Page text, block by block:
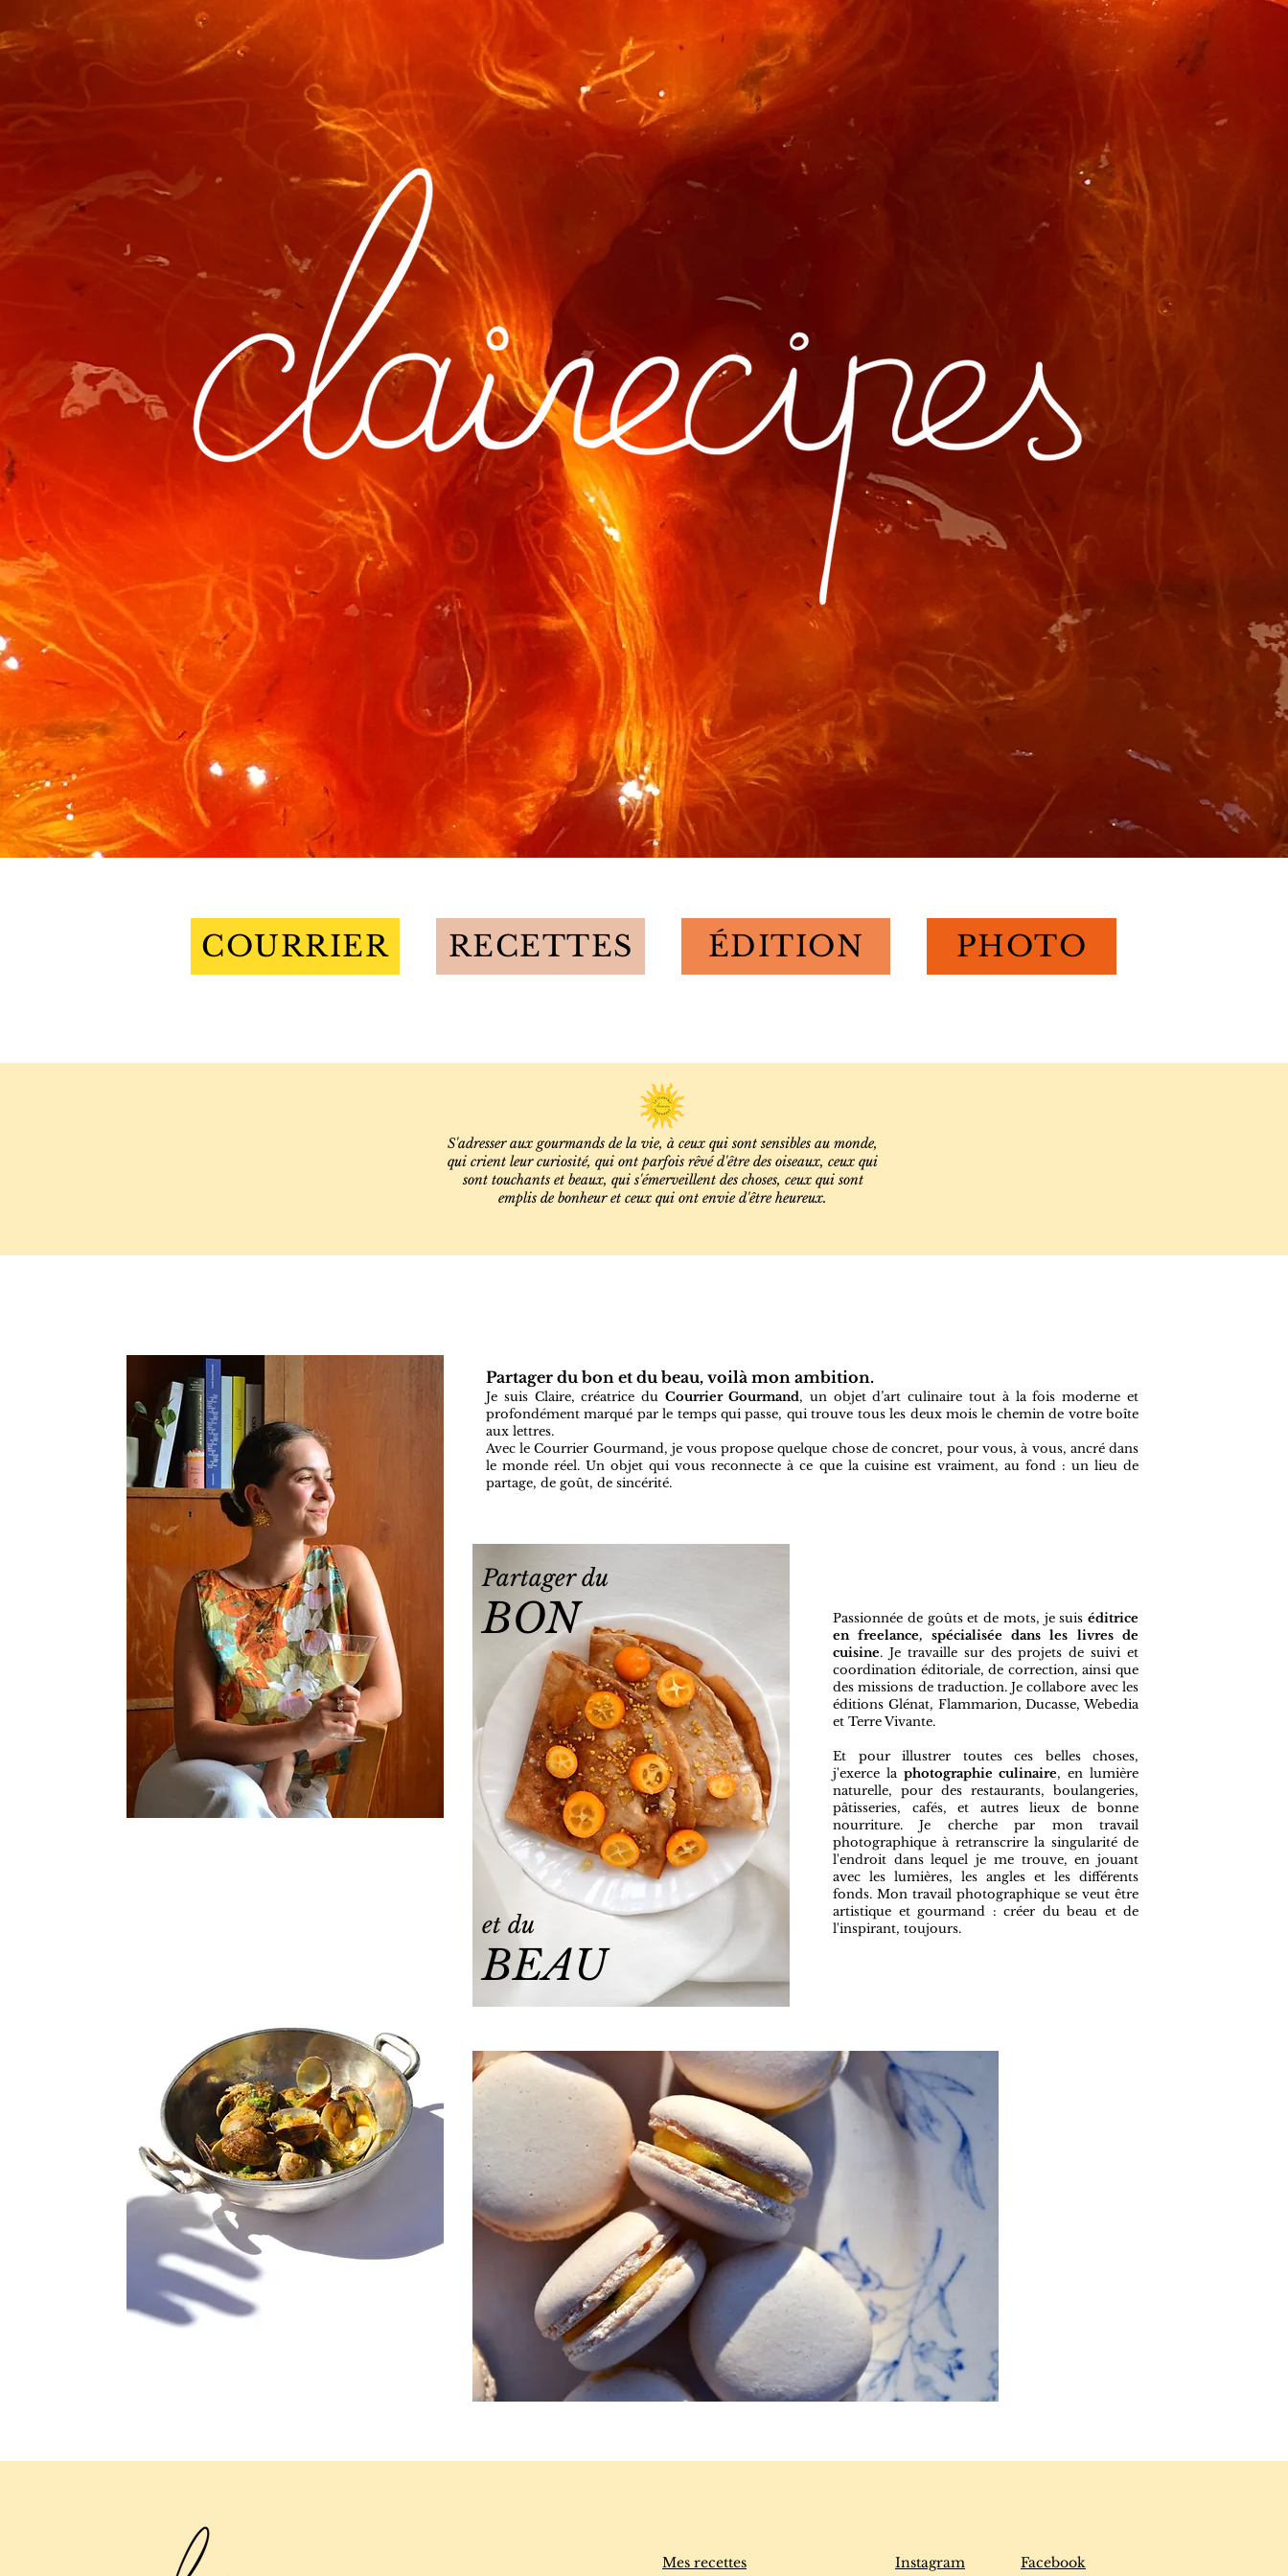
COURRIER RECETTES ÉDITION PHOTO
S'adresser aux gourmands de la vie, à ceux qui sont sensibles au monde,
qui crient leur curiosité, qui ont parfois rêvé d'être des oiseaux, ceux qui
sont touchants et beaux, qui s'émerveillent des choses, ceux qui sont
emplis de bonheur et ceux qui ont envie d'être heureux.
Partager du bon et du beau, voilà mon ambition.
Je suis Claire, créatrice duCourrier Gourmand, un objet d’art culinaire tout à la fois moderne et
profondément marqué par le temps qui passe, qui trouve tous les deux mois le chemin de votre boîte
aux lettres.
Avec le Courrier Gourmand, je vous propose quelque chose de concret, pour vous, à vous, ancré dans
le monde réel. Un objet qui vous reconnecte à ce que la cuisine est vraiment, au fond : un lieu de
partage, de goût, de sincérité.
Passionnée de goûts et de mots, je suis éditrice
en freelance, spécialisée dans les livres de
cuisine. Je travaille sur des projets de suivi et
coordination éditoriale, de correction, ainsi que
des missions de traduction. Je collabore avec les
éditions Glénat, Flammarion, Ducasse, Webedia
et Terre Vivante.
Et pour illustrer toutes ces belles choses,
j'exerce la photographie culinaire, en lumière
naturelle, pour des restaurants, boulangeries,
pâtisseries, cafés, et autres lieux de bonne
nourriture. Je cherche par mon travail
photographique à retranscrire la singularité de
l'endroit dans lequel je me trouve, en jouant
avec les lumières, les angles et les différents
fonds. Mon travail photographique se veut être
artistique et gourmand : créer du beau et de
l'inspirant, toujours.
Partager du
BON
et du
BEAU
Mes recettes Instagram Facebook